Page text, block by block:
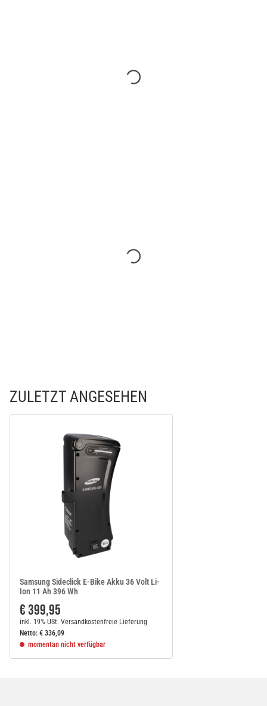
ZULETZT ANGESEHEN
Samsung Sideclick E-Bike Akku 36 Volt Li-
Ion 11 Ah 396 Wh
€ 399,95
inkl. 19% USt. Versandkostenfreie Lieferung
Netto: € 336,09
momentan nicht verfügbar